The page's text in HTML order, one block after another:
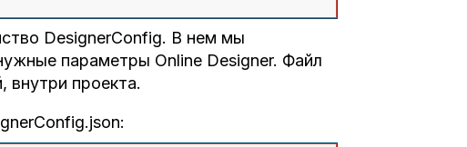
DesignerConfig. В нем мы
параметры Online Designer. Файл
внутри проекта.